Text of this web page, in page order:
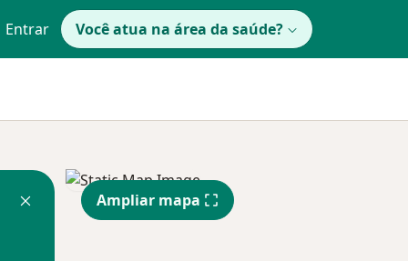
Entrar Você atua na área da saúde?
Ampliar mapa